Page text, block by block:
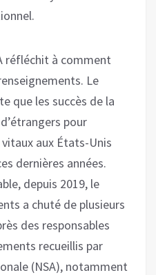
réfléchit à comment
Le
que les succès de la
pour
aux États-Unis
dernières années.
depuis 2019, le
a chuté de plusieurs
des responsables
recueillis par
(NSA), notamment